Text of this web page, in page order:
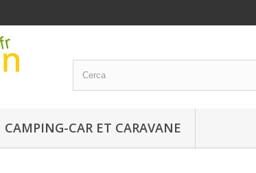
CAMPING-CAR ET CARAVANE